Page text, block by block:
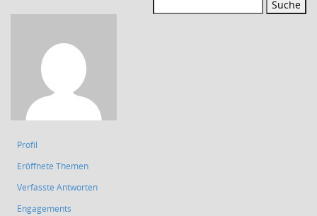
nach:
Profil
Eröffnete Themen
Verfasste Antworten
Engagements